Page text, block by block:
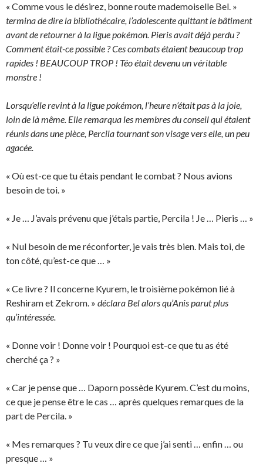
« Comme vous le désirez, bonne route mademoiselle Bel. »
termina de dire la bibliothécaire, l’adolescente quittant le bâtiment
avant de retourner à la ligue pokémon. Pieris avait déjà perdu ?
Comment était-ce possible ? Ces combats étaient beaucoup trop
rapides ! BEAUCOUP TROP ! Téo était devenu un véritable
monstre !
Lorsqu’elle revint à la ligue pokémon, l’heure n’était pas à la joie,
loin de là même. Elle remarqua les membres du conseil qui étaient
réunis dans une pièce, Percila tournant son visage vers elle, un peu
agacée.
« Où est-ce que tu étais pendant le combat ? Nous avions
besoin de toi. »
« Je … J’avais prévenu que j’étais partie, Percila ! Je … Pieris … »
« Nul besoin de me réconforter, je vais très bien. Mais toi, de
ton côté, qu’est-ce que … »
« Ce livre ? Il concerne Kyurem, le troisième pokémon lié à
Reshiram et Zekrom. » déclara Bel alors qu’Anis parut plus
qu’intéressée.
« Donne voir ! Donne voir ! Pourquoi est-ce que tu as été
cherché ça ? »
« Car je pense que … Daporn possède Kyurem. C’est du moins,
ce que je pense être le cas … après quelques remarques de la
part de Percila. »
« Mes remarques ? Tu veux dire ce que j’ai senti … enfin … ou
presque … »